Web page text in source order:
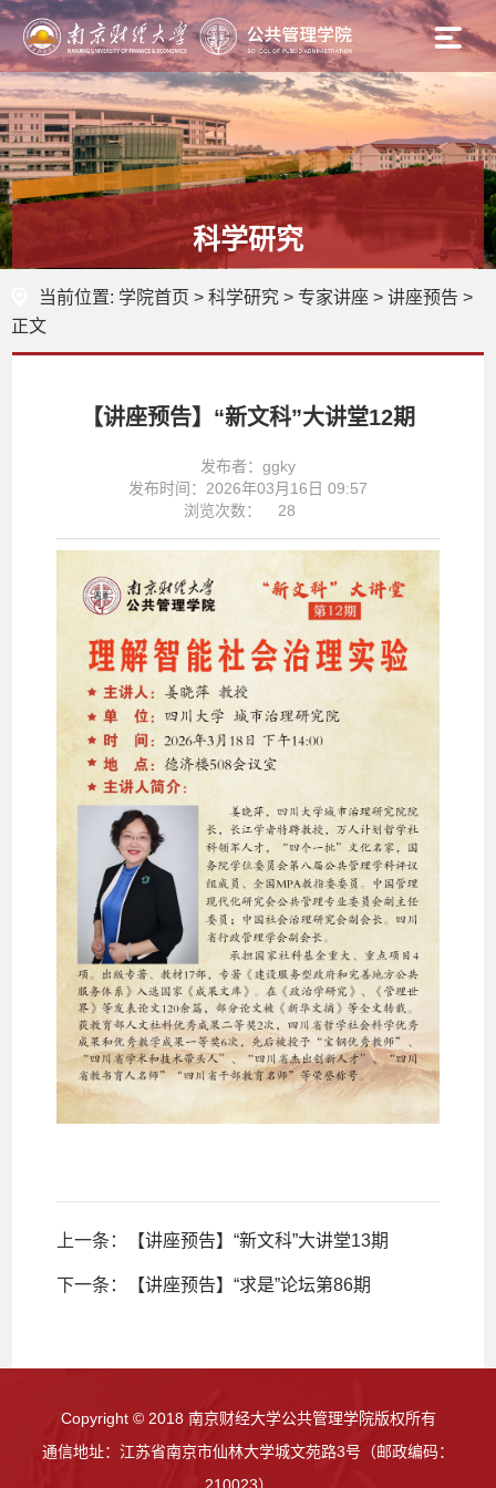
科学研究
当前位置: 学院首页 > 科学研究 > 专家讲座 > 讲座预告 >
正文
【讲座预告】“新文科”大讲堂12期
发布者：ggky
发布时间：2026年03月16日 09:57
浏览次数：
28
上一条： 【讲座预告】“新文科”大讲堂13期
下一条： 【讲座预告】“求是”论坛第86期
Copyright © 2018 南京财经大学公共管理学院版权所有
通信地址：江苏省南京市仙林大学城文苑路3号（邮政编码：